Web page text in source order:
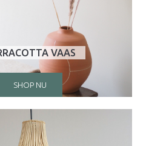
VAAS
SHOP NU